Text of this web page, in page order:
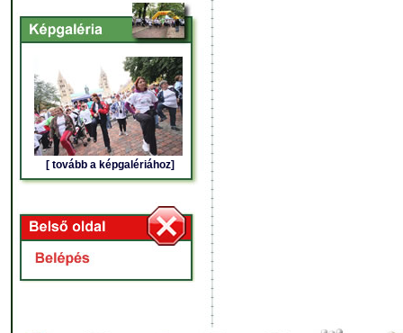
[ tovább a képgalériához]